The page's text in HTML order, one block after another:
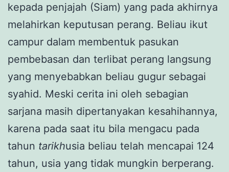
kepada penjajah (Siam) yang pada akhirnya
melahirkan keputusan perang. Beliau ikut
campur dalam membentuk pasukan
pembebasan dan terlibat perang langsung
yang menyebabkan beliau gugur sebagai
syahid. Meski cerita ini oleh sebagian
sarjana masih dipertanyakan kesahihannya,
karena pada saat itu bila mengacu pada
tahun tarikhusia beliau telah mencapai 124
tahun, usia yang tidak mungkin berperang.